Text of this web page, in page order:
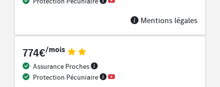
Jantes alliage AMG 50,8 cm (20") multibranches Noir /
rebord de jante argent
Préclimatisation
Réalité augmentée pour le système multimédia MBUX
Soutien lombaire à 4 réglages
Prise 12V dans l'espace de chargement
Mentions légales
774€/mois
Assurance Proches
Protection Pécuniaire